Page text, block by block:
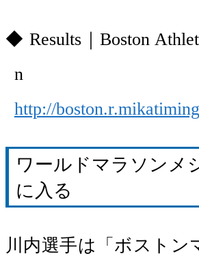
Results｜Boston
n
http://
ワールドマラソンメ
に入る
川内選手は「ボストン